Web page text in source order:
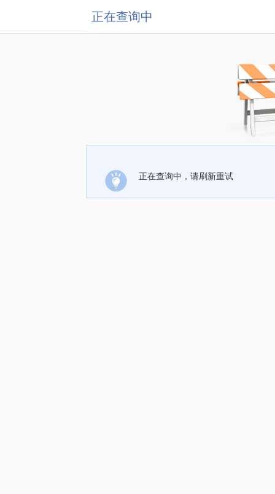
正在查询中
正在查询中，请刷新重试